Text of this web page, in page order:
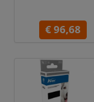
€ 96,68